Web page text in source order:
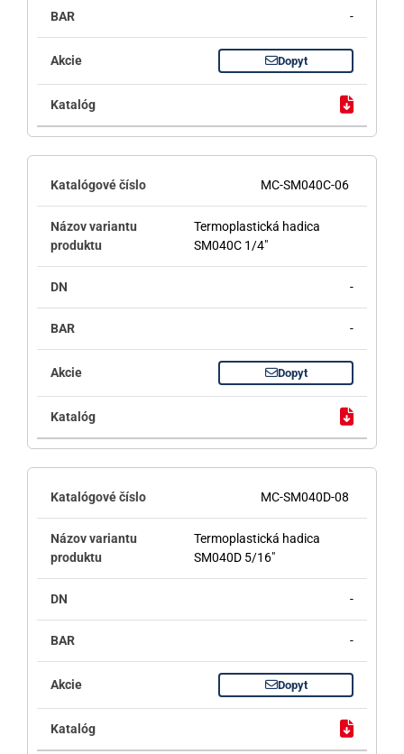
-
Dopyt
MC-SM040C-06
Termoplastická hadica
SM040C 1/4"
-
-
Dopyt
MC-SM040D-08
Termoplastická hadica
SM040D 5/16"
-
-
Dopyt